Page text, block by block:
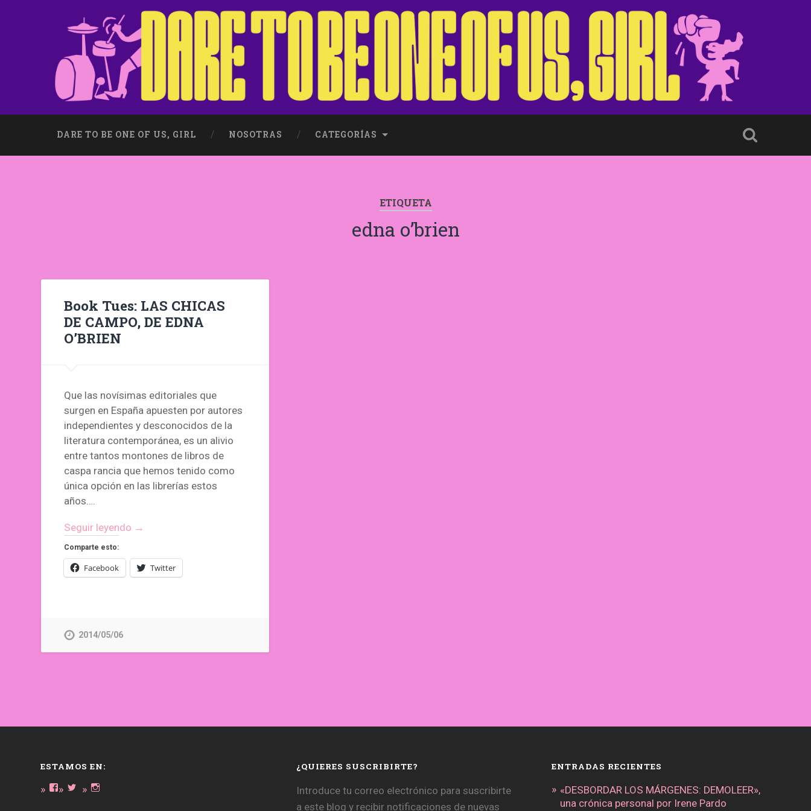
DARE TO BE ONE OF US, GIRL NOSOTRAS CATEGORÍAS
ETIQUETA
edna o’brien
Book Tues: LAS CHICAS
DE CAMPO, DE EDNA
O’BRIEN
Que las novísimas editoriales que
surgen en España apuesten por autores
independientes y desconocidos de la
literatura contemporánea, es un alivio
entre tantos montones de libros de
caspa rancia que hemos tenido como
única opción en las librerías estos
años….
Seguir leyendo →
Comparte esto:
Facebook Twitter
2014/05/06
ESTAMOS EN:
Ver
Ver
Ver
¿QUIERES SUSCRIBIRTE?
Introduce tu correo electrónico para suscribirte
a este blog y recibir notificaciones de nuevas
ENTRADAS RECIENTES
«DESBORDAR LOS MÁRGENES: DEMOLEER»,
una crónica personal por Irene Pardo